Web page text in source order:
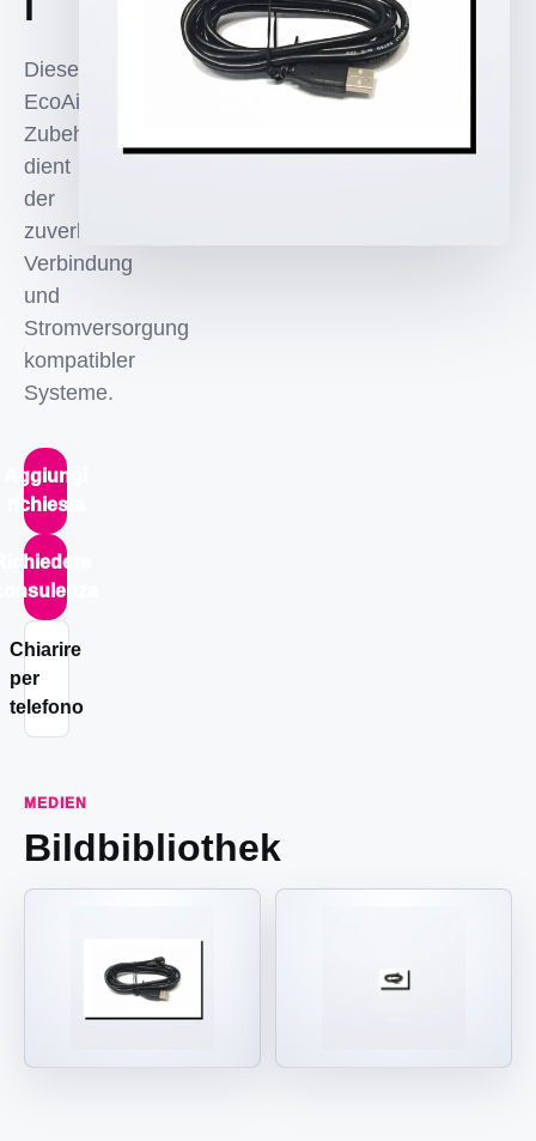
Diese
EcoAims
Zubehörkomponente
dient
der
zuverlaessigen
Verbindung
und
Stromversorgung
kompatibler
Systeme.
Aggiungi
richiesta
Chiarire
per
telefono
MEDIEN
Bildbibliothek